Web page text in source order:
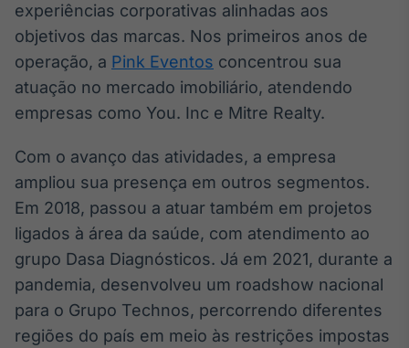
BroadFast
Em breve
Gestão de
Investimentos
Em breve
experiências corporativas alinhadas aos
objetivos das marcas. Nos primeiros anos de
operação, a Pink Eventos concentrou sua
atuação no mercado imobiliário, atendendo
empresas como You. Inc e Mitre Realty.
Com o avanço das atividades, a empresa
ampliou sua presença em outros segmentos.
Em 2018, passou a atuar também em projetos
ligados à área da saúde, com atendimento ao
grupo Dasa Diagnósticos. Já em 2021, durante a
pandemia, desenvolveu um roadshow nacional
para o Grupo Technos, percorrendo diferentes
regiões do país em meio às restrições impostas